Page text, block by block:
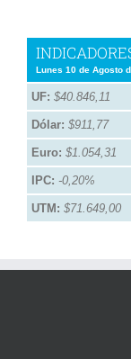
Lunes 10 de Agosto
UF: $40.846,11
Dólar: $911,77
Euro: $1.054,31
IPC: -0,20%
UTM: $71.649,00